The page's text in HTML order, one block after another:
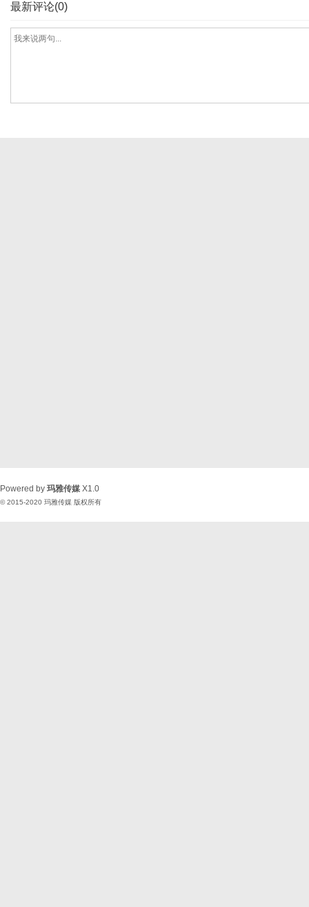
最新评论(0)
Powered by 玛雅传媒 X1.0
© 2015-2020 玛雅传媒 版权所有